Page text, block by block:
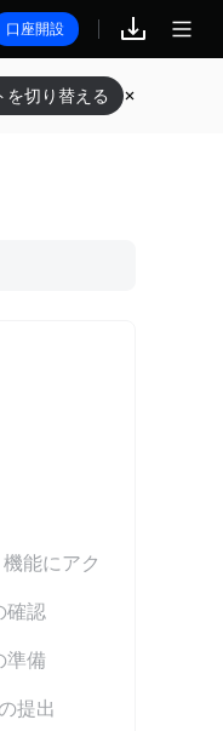
口座開設
を切り替える
能にアクセスする
確認
準備
提出